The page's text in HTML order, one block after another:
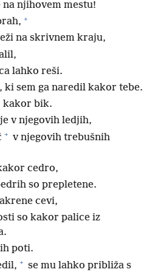
njihovem mestu!
+
na skrivnem kraju,
lahko reši.
, ki sem ga naredil kakor tebe.
kakor bik.
v njegovih ledjih,
+ v njegovih trebušnih
cedro,
so prepletene.
cevi,
so kakor palice iz
poti.
+ se mu lahko približa s